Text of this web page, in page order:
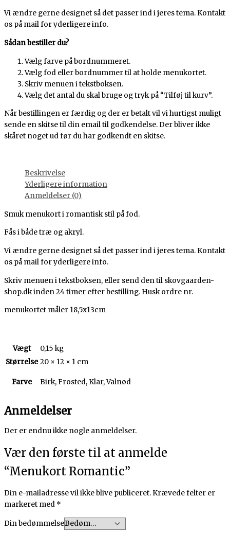
Vi ændre gerne designet så det passer ind i jeres tema. Kontakt
os på mail for yderligere info.
Sådan bestiller du?
Vælg farve på bordnummeret.
Vælg fod eller bordnummer til at holde menukortet.
Skriv menuen i tekstboksen.
Vælg det antal du skal bruge og tryk på “Tilføj til kurv”.
Når bestillingen er færdig og der er betalt vil vi hurtigst muligt
sende en skitse til din email til godkendelse. Der bliver ikke
skåret noget ud før du har godkendt en skitse.
Beskrivelse
Yderligere information
Anmeldelser (0)
Smuk menukort i romantisk stil på fod.
Fås i både træ og akryl.
Vi ændre gerne designet så det passer ind i jeres tema. Kontakt
os på mail for yderligere info.
Skriv menuen i tekstboksen, eller send den til skovgaarden-
shop.dk inden 24 timer efter bestilling. Husk ordre nr.
menukortet måler 18,5x13cm
Vægt
0,15 kg
Størrelse 20 × 12 × 1 cm
Farve Birk, Frosted, Klar, Valnød
Anmeldelser
Der er endnu ikke nogle anmeldelser.
Vær den første til at anmelde
“Menukort Romantic”
Din e-mailadresse vil ikke blive publiceret.Krævede felter er
markeret med *
Din bedømmelse